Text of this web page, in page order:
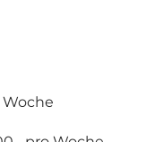
Woche